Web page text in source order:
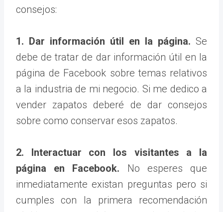
consejos:
1. Dar información útil en la página. Se
debe de tratar de dar información útil en la
página de Facebook sobre temas relativos
a la industria de mi negocio. Si me dedico a
vender zapatos deberé de dar consejos
sobre como conservar esos zapatos.
2. Interactuar con los visitantes a la
página en Facebook. No esperes que
inmediatamente existan preguntas pero si
cumples con la primera recomendación